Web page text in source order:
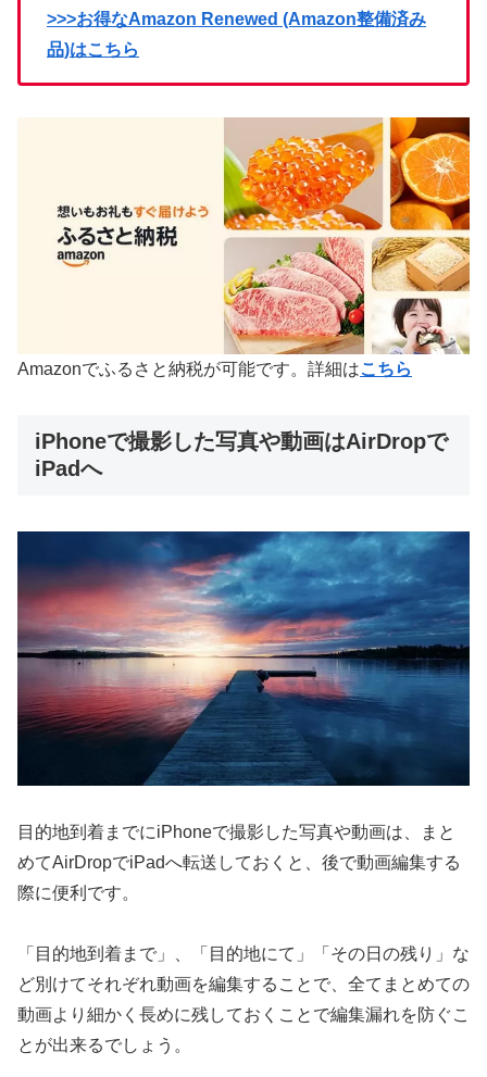
>>>お得なAmazon Renewed (Amazon整備済み
品)はこちら
Amazonでふるさと納税が可能です。詳細はこちら
iPhoneで撮影した写真や動画はAirDropで
iPadへ
目的地到着までにiPhoneで撮影した写真や動画は、まと
めてAirDropでiPadへ転送しておくと、後で動画編集する
際に便利です。
「目的地到着まで」、「目的地にて」「その日の残り」な
ど別けてそれぞれ動画を編集することで、全てまとめての
動画より細かく長めに残しておくことで編集漏れを防ぐこ
とが出来るでしょう。